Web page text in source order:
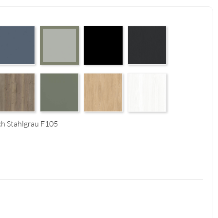
Supermatt F83
Perfect Touch Parisian Blue F103
Stahlgrau F105